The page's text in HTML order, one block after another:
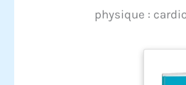
physique :